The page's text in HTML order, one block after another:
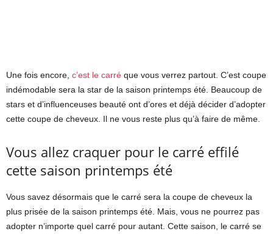
Une fois encore, c’est le carré que vous verrez partout. C’est coupe
indémodable sera la star de la saison printemps été. Beaucoup de
stars et d’influenceuses beauté ont d’ores et déjà décider d’adopter
cette coupe de cheveux. Il ne vous reste plus qu’à faire de même.
Vous allez craquer pour le carré effilé
cette saison printemps été
Vous savez désormais que le carré sera la coupe de cheveux la
plus prisée de la saison printemps été. Mais, vous ne pourrez pas
adopter n’importe quel carré pour autant. Cette saison, le carré se